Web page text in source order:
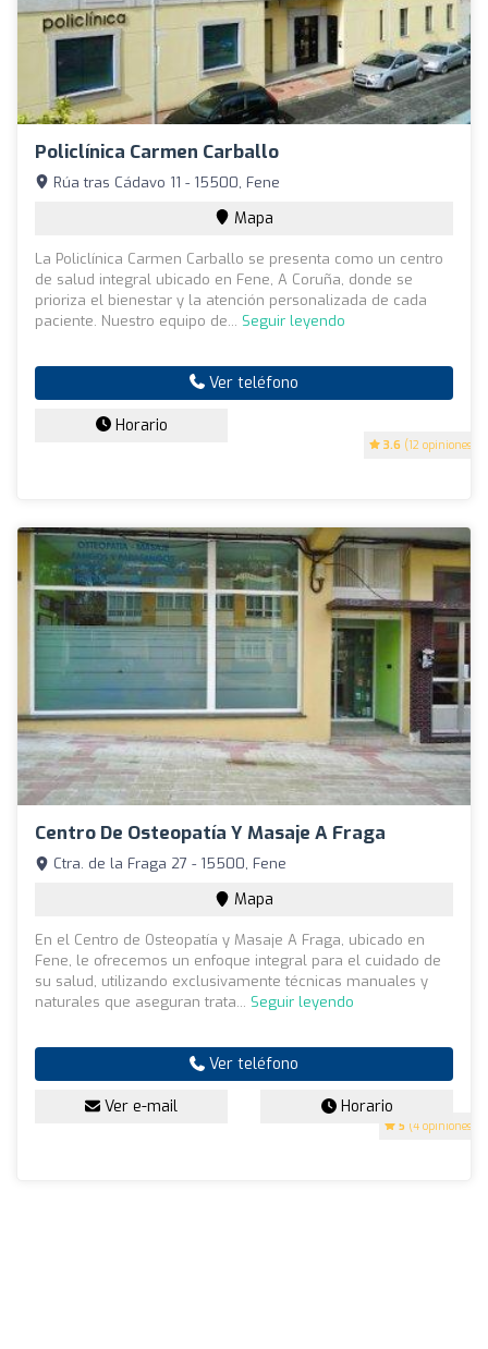
Policlínica Carmen Carballo
3.6 (12 opiniones)
Rúa tras Cádavo 11 - 15500, Fene
Mapa
La Policlínica Carmen Carballo se presenta como un centro
de salud integral ubicado en Fene, A Coruña, donde se
prioriza el bienestar y la atención personalizada de cada
paciente. Nuestro equipo de... Seguir leyendo
Ver teléfono
Horario
Centro De Osteopatía Y Masaje A Fraga
5 (4 opiniones)
Ctra. de la Fraga 27 - 15500, Fene
Mapa
En el Centro de Osteopatía y Masaje A Fraga, ubicado en
Fene, le ofrecemos un enfoque integral para el cuidado de
su salud, utilizando exclusivamente técnicas manuales y
naturales que aseguran trata... Seguir leyendo
Ver teléfono
Ver e-mail Horario